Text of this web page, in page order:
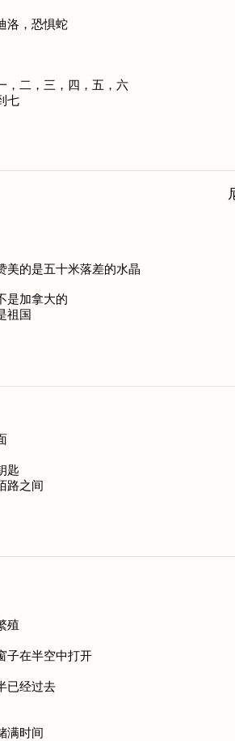
洛，恐惧蛇
，二，三，四，五，六
七
美的是五十米落差的水晶
是加拿大的
祖国
匙
路之间
殖
子在半空中打开
已经过去
满时间